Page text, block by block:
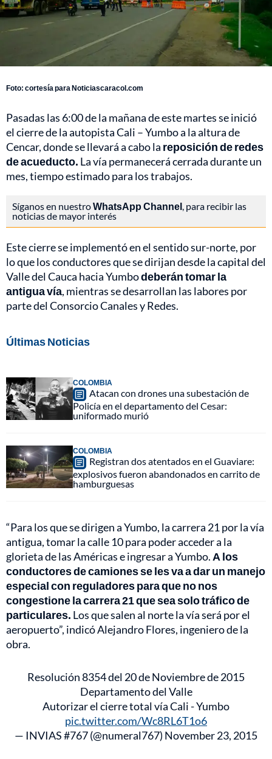
Foto: cortesía para Noticiascaracol.com
Pasadas las 6:00 de la mañana de este martes se inició
el cierre de la autopista Cali – Yumbo a la altura de
Cencar, donde se llevará a cabo la reposición de redes
de acueducto. La vía permanecerá cerrada durante un
mes, tiempo estimado para los trabajos.
Síganos en nuestroWhatsApp Channel, para recibir las
noticias de mayor interés
Este cierre se implementó en el sentido sur-norte, por
lo que los conductores que se dirijan desde la capital del
Valle del Cauca hacia Yumbodeberán tomar la
antigua vía, mientras se desarrollan las labores por
parte del Consorcio Canales y Redes.
Últimas Noticias
COLOMBIA
Atacan con drones una subestación de
Policía en el departamento del Cesar:
uniformado murió
COLOMBIA
Registran dos atentados en el Guaviare:
explosivos fueron abandonados en carrito de
hamburguesas
“Para los que se dirigen a Yumbo, la carrera 21 por la vía
antigua, tomar la calle 10 para poder acceder a la
glorieta de las Américas e ingresar a Yumbo. A los
conductores de camiones se les va a dar un manejo
especial con reguladores para que no nos
congestione la carrera 21 que sea solo tráfico de
particulares. Los que salen al norte la vía será por el
aeropuerto”, indicó Alejandro Flores, ingeniero de la
obra.
Resolución 8354 del 20 de Noviembre de 2015
Departamento del Valle
Autorizar el cierre total vía Cali - Yumbo
pic.twitter.com/Wc8RL6T1o6
— INVIAS #767 (@numeral767) November 23, 2015